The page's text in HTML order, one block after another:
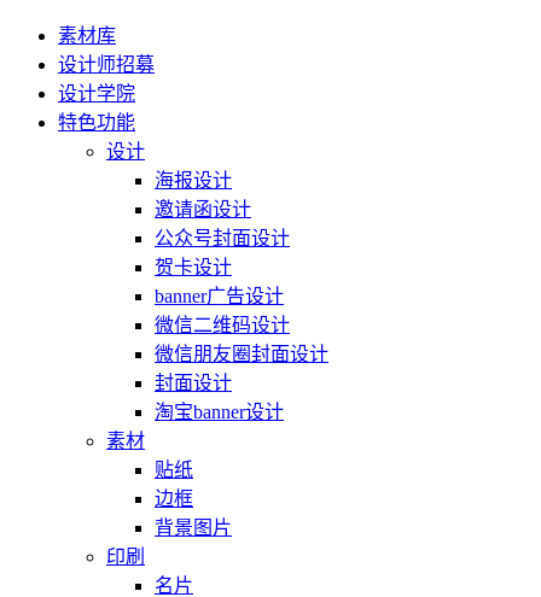
素材库
设计师招募
设计学院
特色功能
设计
海报设计
邀请函设计
公众号封面设计
贺卡设计
banner广告设计
微信二维码设计
微信朋友圈封面设计
封面设计
淘宝banner设计
素材
贴纸
边框
背景图片
印刷
名片